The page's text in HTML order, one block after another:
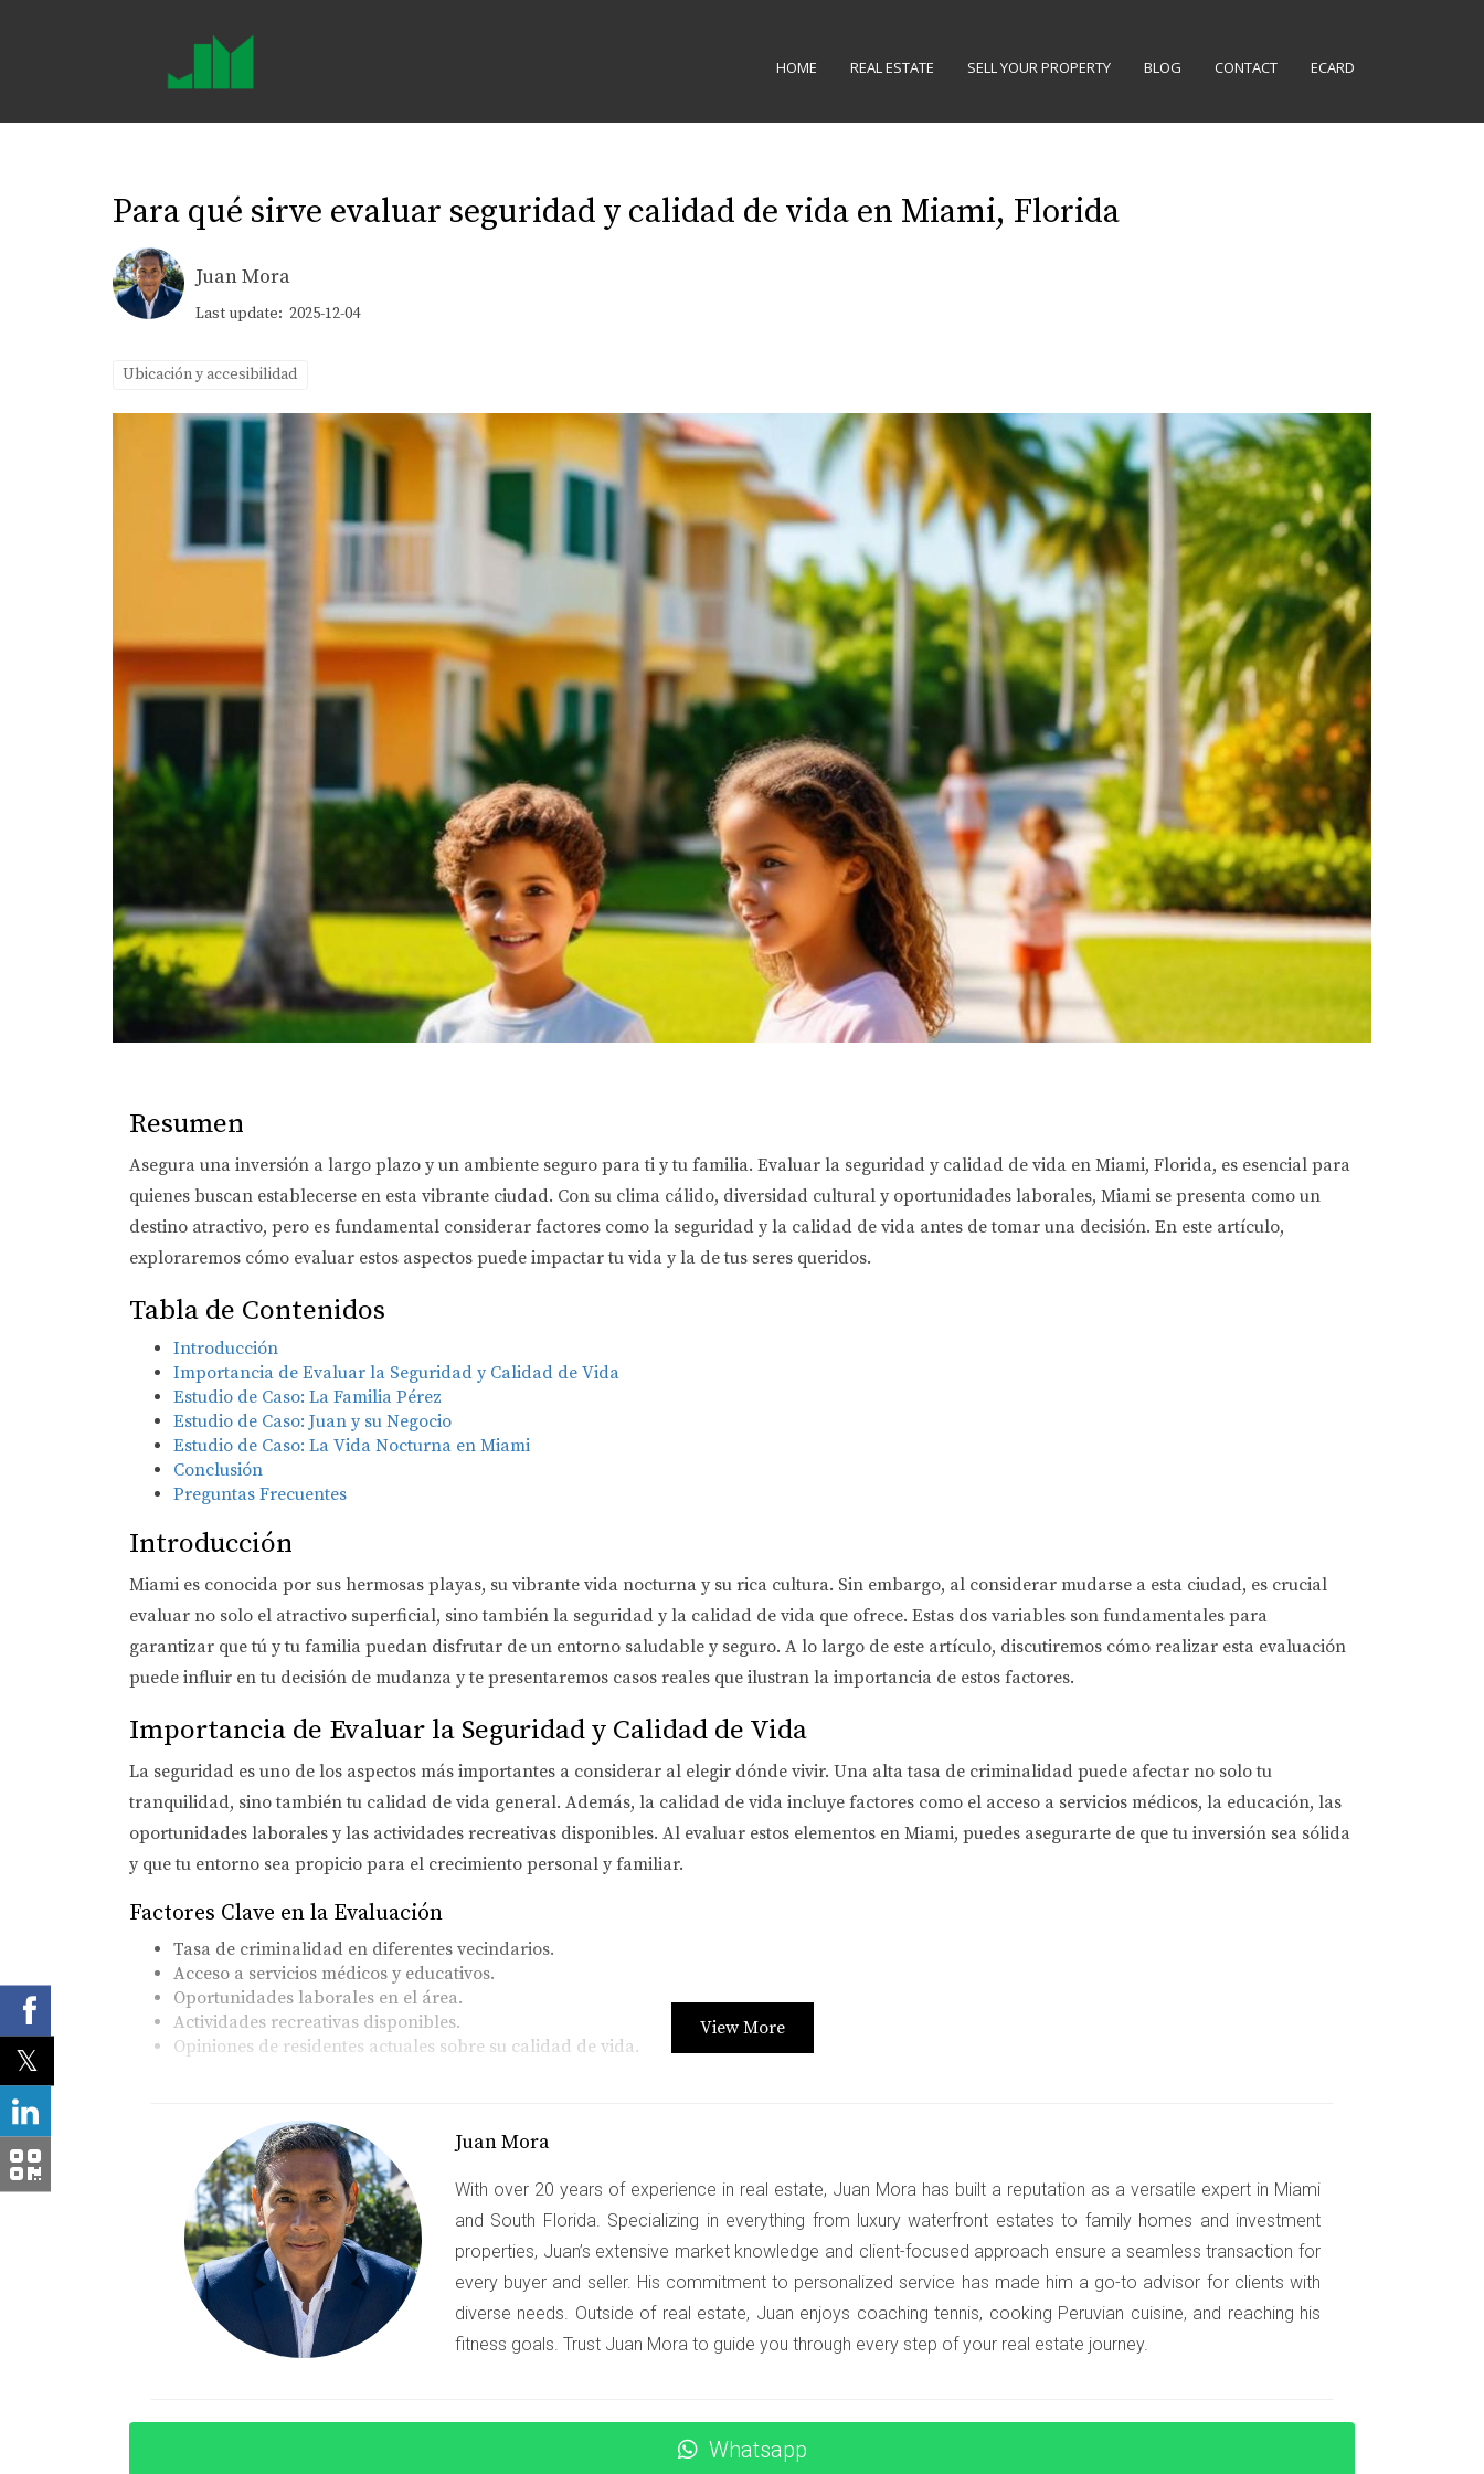
HOME REAL ESTATE SELL YOUR PROPERTY BLOG CONTACT ECARD
Para qué sirve evaluar seguridad y calidad de vida en Miami, Florida
Juan Mora
Last update: 2025-12-04
Ubicación y accesibilidad
Resumen
Asegura una inversión a largo plazo y un ambiente seguro para ti y tu familia. Evaluar la seguridad y calidad de vida en Miami, Florida, es esencial para
quienes buscan establecerse en esta vibrante ciudad. Con su clima cálido, diversidad cultural y oportunidades laborales, Miami se presenta como un
destino atractivo, pero es fundamental considerar factores como la seguridad y la calidad de vida antes de tomar una decisión. En este artículo,
exploraremos cómo evaluar estos aspectos puede impactar tu vida y la de tus seres queridos.
Tabla de Contenidos
Introducción
Importancia de Evaluar la Seguridad y Calidad de Vida
Estudio de Caso: La Familia Pérez
Estudio de Caso: Juan y su Negocio
Estudio de Caso: La Vida Nocturna en Miami
Conclusión
Preguntas Frecuentes
Introducción
Miami es conocida por sus hermosas playas, su vibrante vida nocturna y su rica cultura. Sin embargo, al considerar mudarse a esta ciudad, es crucial
evaluar no solo el atractivo superficial, sino también la seguridad y la calidad de vida que ofrece. Estas dos variables son fundamentales para
garantizar que tú y tu familia puedan disfrutar de un entorno saludable y seguro. A lo largo de este artículo, discutiremos cómo realizar esta evaluación
puede influir en tu decisión de mudanza y te presentaremos casos reales que ilustran la importancia de estos factores.
Importancia de Evaluar la Seguridad y Calidad de Vida
La seguridad es uno de los aspectos más importantes a considerar al elegir dónde vivir. Una alta tasa de criminalidad puede afectar no solo tu
tranquilidad, sino también tu calidad de vida general. Además, la calidad de vida incluye factores como el acceso a servicios médicos, la educación, las
oportunidades laborales y las actividades recreativas disponibles. Al evaluar estos elementos en Miami, puedes asegurarte de que tu inversión sea sólida
y que tu entorno sea propicio para el crecimiento personal y familiar.
Factores Clave en la Evaluación
Tasa de criminalidad en diferentes vecindarios.
Acceso a servicios médicos y educativos.
Oportunidades laborales en el área.
Actividades recreativas disponibles.
Opiniones de residentes actuales sobre su calidad de vida.
La familia Pérez decidió mudarse a Miami buscando un nuevo comienzo. Antes de hacer el movimiento, investigaron diferentes vecindarios utilizando
recursos en línea como <a href="https://www.neighborhoodscout.com">NeighborhoodScout</a> para evaluar las tasas de criminalidad. Optaron por
mudarse a Coral Gables debido a sus bajos índices delictivos y su excelente reputación escolar. Desde su llegada, han disfrutado no solo de un entorno
seguro, sino también del acceso a parques y actividades familiares que han enriquecido su calidad de vida.
Estudio de Caso: Juan y su Negocio
Juan es un joven emprendedor que decidió abrir un café en Wynwood. Antes de elegir esta ubicación, realizó una investigación exhaustiva sobre la
seguridad del área. Se dio cuenta de que aunque Wynwood era conocido por su arte callejero vibrante, también había áreas con problemas de
View More
Juan Mora
With over 20 years of experience in real estate, Juan Mora has built a reputation as a versatile expert in Miami
and South Florida. Specializing in everything from luxury waterfront estates to family homes and investment
properties, Juan’s extensive market knowledge and client-focused approach ensure a seamless transaction for
every buyer and seller. His commitment to personalized service has made him a go-to advisor for clients with
diverse needs. Outside of real estate, Juan enjoys coaching tennis, cooking Peruvian cuisine, and reaching his
fitness goals. Trust Juan Mora to guide you through every step of your real estate journey.
Whatsapp